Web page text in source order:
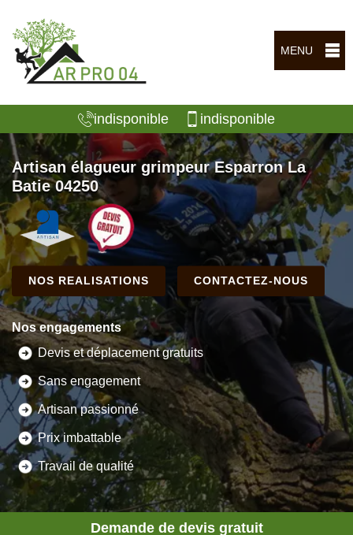
MENU
indisponible indisponible
Artisan élagueur grimpeur Esparron La
Batie 04250
NOS REALISATIONS CONTACTEZ-NOUS
Nos engagements
Devis et déplacement gratuits
Sans engagement
Artisan passionné
Prix imbattable
Travail de qualité
Demande de devis gratuit